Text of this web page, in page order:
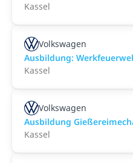
Kassel
Volkswagen
Ausbildung:
Kassel
Volkswagen
Ausbildung
Kassel